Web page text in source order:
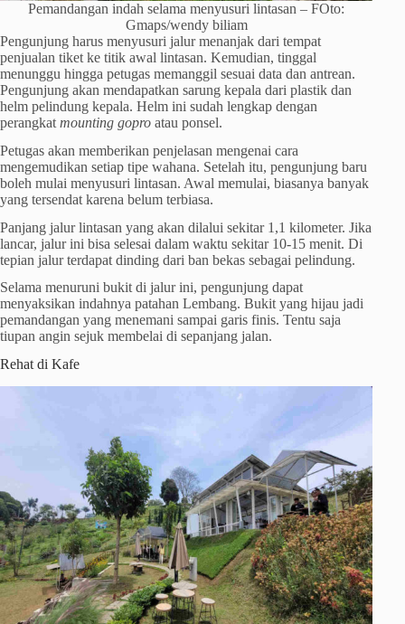
Pemandangan indah selama menyusuri lintasan – FOto:
Gmaps/wendy biliam
Pengunjung harus menyusuri jalur menanjak dari tempat
penjualan tiket ke titik awal lintasan. Kemudian, tinggal
menunggu hingga petugas memanggil sesuai data dan antrean.
Pengunjung akan mendapatkan sarung kepala dari plastik dan
helm pelindung kepala. Helm ini sudah lengkap dengan
perangkat mounting gopro atau ponsel.
Petugas akan memberikan penjelasan mengenai cara
mengemudikan setiap tipe wahana. Setelah itu, pengunjung baru
boleh mulai menyusuri lintasan. Awal memulai, biasanya banyak
yang tersendat karena belum terbiasa.
Panjang jalur lintasan yang akan dilalui sekitar 1,1 kilometer. Jika
lancar, jalur ini bisa selesai dalam waktu sekitar 10-15 menit. Di
tepian jalur terdapat dinding dari ban bekas sebagai pelindung.
Selama menuruni bukit di jalur ini, pengunjung dapat
menyaksikan indahnya patahan Lembang. Bukit yang hijau jadi
pemandangan yang menemani sampai garis finis. Tentu saja
tiupan angin sejuk membelai di sepanjang jalan.
Rehat di Kafe